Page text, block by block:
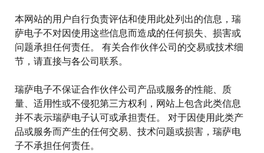
本网站的用户自行负责评估和使用此处列出的信息，瑞
萨电子不对因使用这些信息而造成的任何损失、损害或
问题承担任何责任。 有关合作伙伴公司的交易或技术细
节，请直接与各公司联系。
瑞萨电子不保证合作伙伴公司产品或服务的性能、质
量、适用性或不侵犯第三方权利，网站上包含此类信息
并不表示瑞萨电子认可或承担责任。 对于因使用此类产
品或服务而产生的任何交易、技术问题或损害，瑞萨电
子不承担任何责任。